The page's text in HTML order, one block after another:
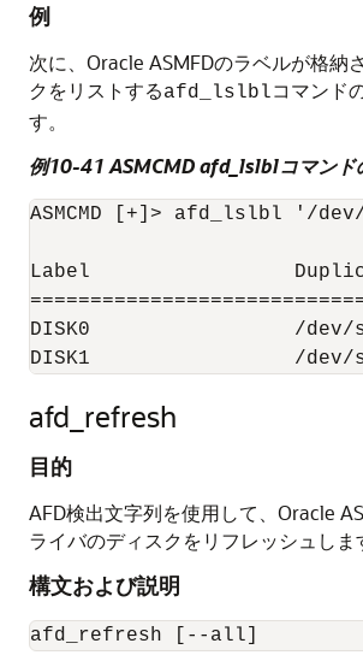
例
次に、Oracle ASMFDのラベルが格納
クをリストするafd_lslblコマンド
す。
例10-41 ASMCMD afd_lslblコマンド
ASMCMD [+]> afd_lslbl '/
Label
DISK0                 /dev/
DISK1                 /dev/
afd_refresh
目的
AFD検出文字列を使用して、Oracle
ライバのディスクをリフレッシュしま
構文および説明
afd_refresh [--all]